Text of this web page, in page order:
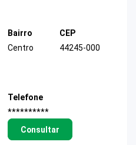
Bairro
Centro
CEP
44245-000
Telefone
**********
Consultar